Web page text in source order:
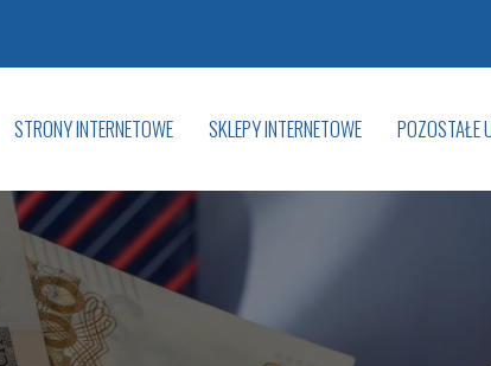
STRONY INTERNETOWE SKLEPY INTERNETOWE POZOSTAŁE